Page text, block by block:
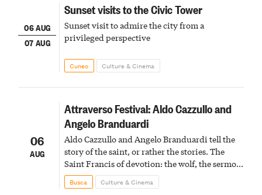
06 AUG
07 AUG
Sunset visits to the Civic Tower
Sunset visit to admire the city from a
privileged perspective
Cuneo Culture & Cinema
06
AUG
Attraverso Festival: Aldo Cazzullo and
Angelo Branduardi
Aldo Cazzullo and Angelo Branduardi tell the
story of the saint, or rather the stories. The
Saint Francis of devotion: the wolf, the sermon
to the birds, the stigmata
Busca Culture & Cinema